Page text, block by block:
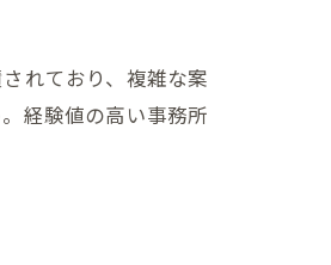
れており、複雑な案
経験値の高い事務所